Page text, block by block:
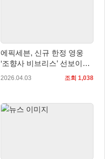
에픽세븐, 신규 한정 영웅
‘조향사 비브리스’ 선보이며
봄 시즌 대규모 업데이트 ‘뉴
2026.04.03 조회 1,038